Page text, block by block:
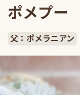
ポメプー
父：ポメラニアン